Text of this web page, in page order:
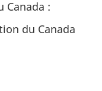
:
du Canada